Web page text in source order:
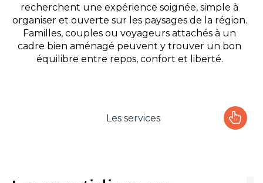
recherchent une expérience soignée, simple à
organiser et ouverte sur les paysages de la région.
Familles, couples ou voyageurs attachés à un
cadre bien aménagé peuvent y trouver un bon
équilibre entre repos, confort et liberté.
Les services